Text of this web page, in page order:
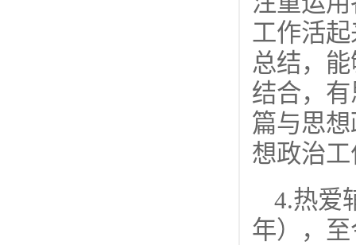
工作活
总结，
结合，
篇与思
想政治
4.热爱
年），